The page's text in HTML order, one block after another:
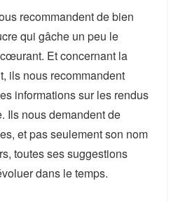
recommandent de bien
qui gâche un peu le
Et concernant la
ils nous recommandent
informations sur les rendus
Ils nous demandent de
et pas seulement son nom
toutes ses suggestions
dans le temps.